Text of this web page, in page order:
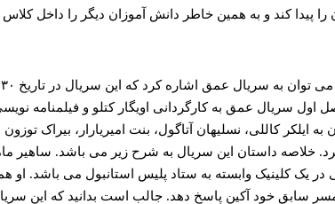
پیدا کند و به همین خاطر دانش آموزان دیگر را داخل کلاس
سریال عمق به کارگردانی اویگار کتلو و فیلمنامه
ایلکر کاللی، نسلیهان آتاگول، بنت امیریارار، بیراک توزون
کرد. خلاصه داستان این سریال به شرح زیر می باشد. ساهیر
یک کلینیک وابسته به ستاد پلیس استانبول می باشد. او
سابق خود آکین پاسخ دهد. جالب است بدانید که این